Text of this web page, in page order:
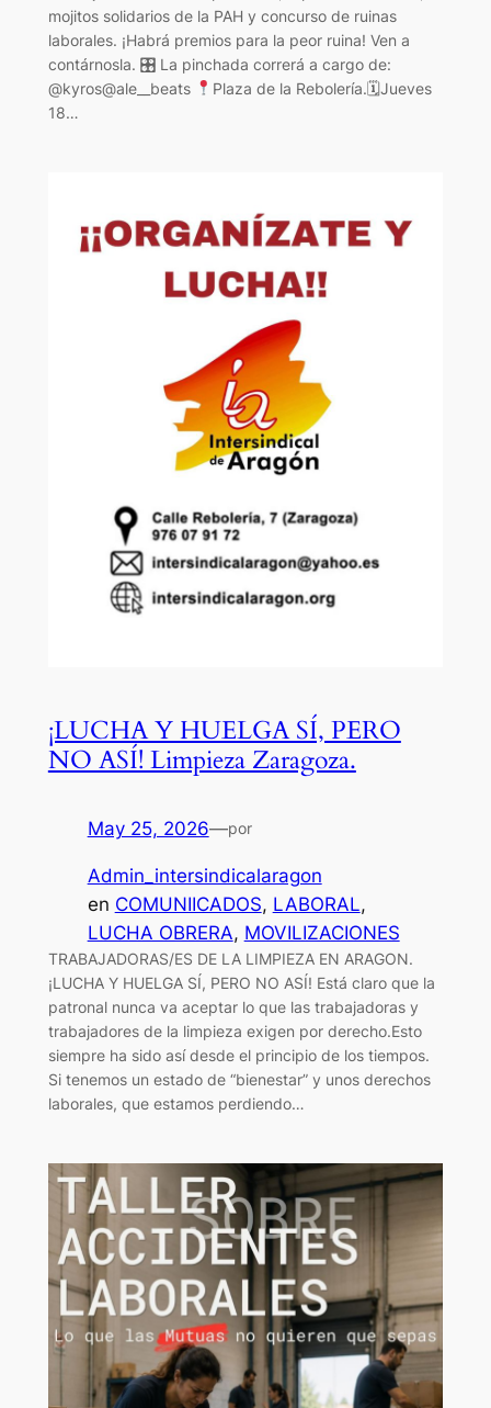
mojitos solidarios de la PAH y concurso de ruinas
laborales. ¡Habrá premios para la peor ruina! Ven a
contárnosla. 🎛 La pinchada correrá a cargo de:
@kyros@ale__beats
Plaza de la Rebolería.🗓Jueves
18…
¡LUCHA Y HUELGA SÍ, PERO
NO ASÍ! Limpieza Zaragoza.
May 25, 2026—por
Admin_intersindicalaragon
en COMUNIICADOS, LABORAL
LUCHA OBRERA, MOVILIZACIONES
TRABAJADORAS/ES DE LA LIMPIEZA EN ARAGON.
¡LUCHA Y HUELGA SÍ, PERO NO ASÍ! Está claro que la
patronal nunca va aceptar lo que las trabajadoras y
trabajadores de la limpieza exigen por derecho.Esto
siempre ha sido así desde el principio de los tiempos.
Si tenemos un estado de “bienestar” y unos derechos
laborales, que estamos perdiendo…